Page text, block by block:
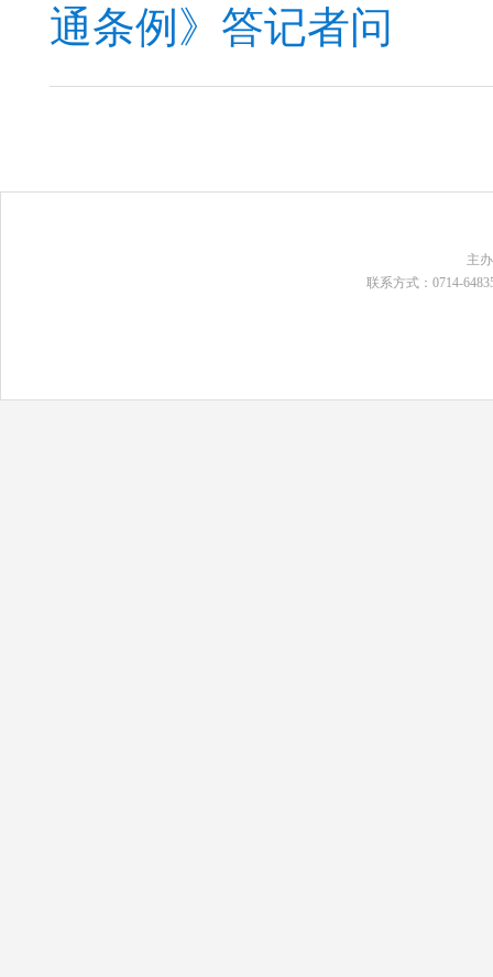
通条例》答记者问
主
联系方式：0714-